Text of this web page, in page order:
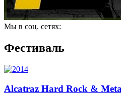
Мы в соц. сетях:
Фестиваль
Alcatraz Hard Rock &